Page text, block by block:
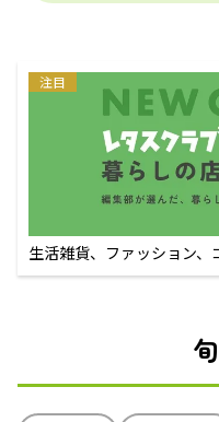
注目
生活雑貨、ファッション
えるECサイト